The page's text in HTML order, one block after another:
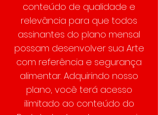
conteúdo de qualidade e
relevância para que todos
assinantes do plano mensal
possam desenvolver sua Arte
com referência e segurança
alimentar. Adquirindo nosso
plano, você terá acesso
ilimitado ao conteúdo do